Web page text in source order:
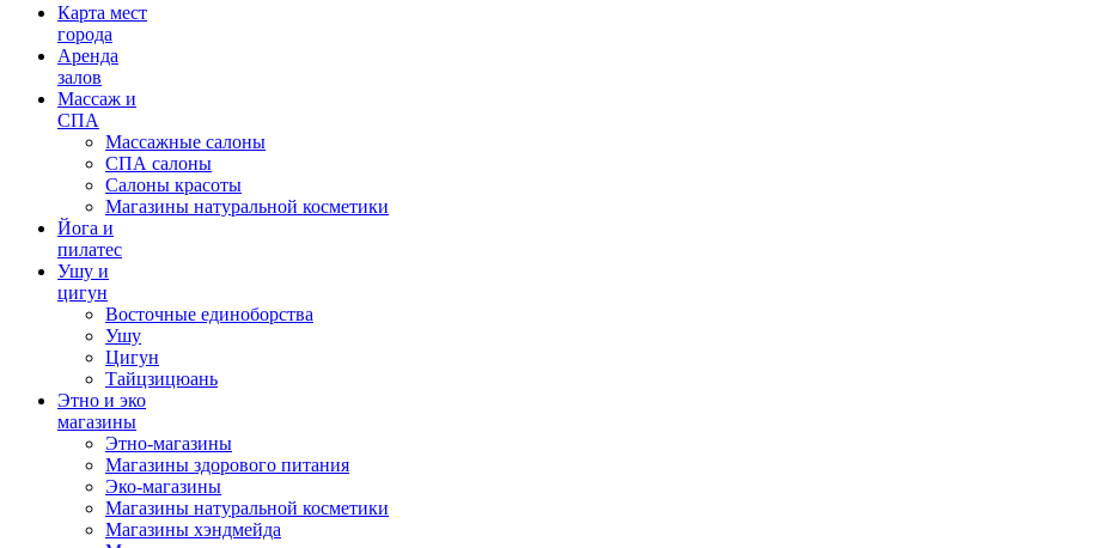
Карта мест
города
Аренда
залов
Массаж и
СПА
Массажные салоны
СПА салоны
Салоны красоты
Магазины натуральной косметики
Йога и
пилатес
Ушу и
цигун
Восточные единоборства
Ушу
Цигун
Тайцзицюань
Этно и эко
магазины
Этно-магазины
Магазины здорового питания
Эко-магазины
Магазины натуральной косметики
Магазины хэндмейда